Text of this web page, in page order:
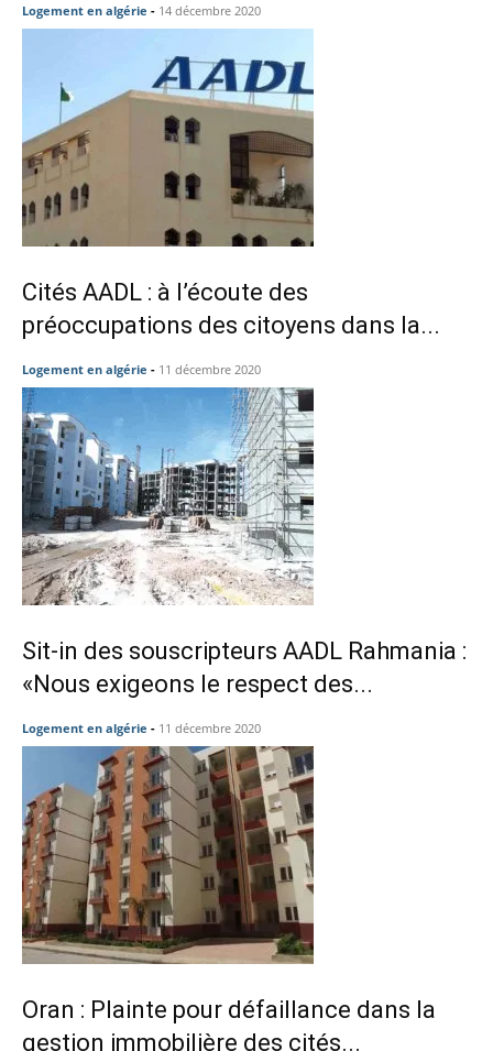
Logement en algérie - 14 décembre 2020
Cités AADL : à l’écoute des
préoccupations des citoyens dans la...
Logement en algérie - 11 décembre 2020
Sit-in des souscripteurs AADL Rahmania :
«Nous exigeons le respect des...
Logement en algérie - 11 décembre 2020
Oran : Plainte pour défaillance dans la
gestion immobilière des cités...